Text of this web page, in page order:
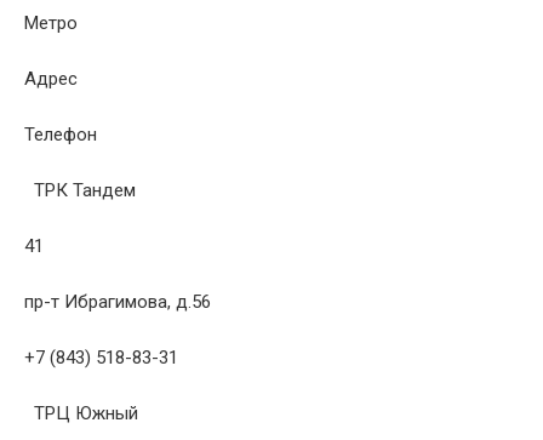
Метро
Адрес
Телефон
ТРК Тандем
41
пр-т Ибрагимова, д.56
+7 (843) 518-83-31
ТРЦ Южный